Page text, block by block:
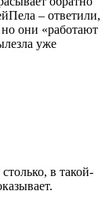
– ответили,
они «работают
уже
в такой-